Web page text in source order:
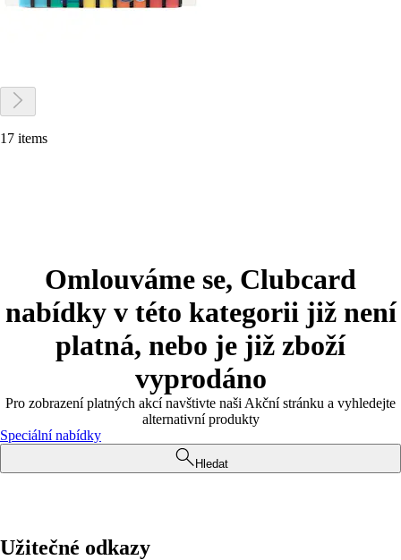
17 items
Omlouváme se, Clubcard
nabídky v této kategorii již není
platná, nebo je již zboží
vyprodáno
Pro zobrazení platných akcí navštivte naši Akční stránku a vyhledejte
alternativní produkty
Speciální nabídky
Hledat
Užitečné odkazy